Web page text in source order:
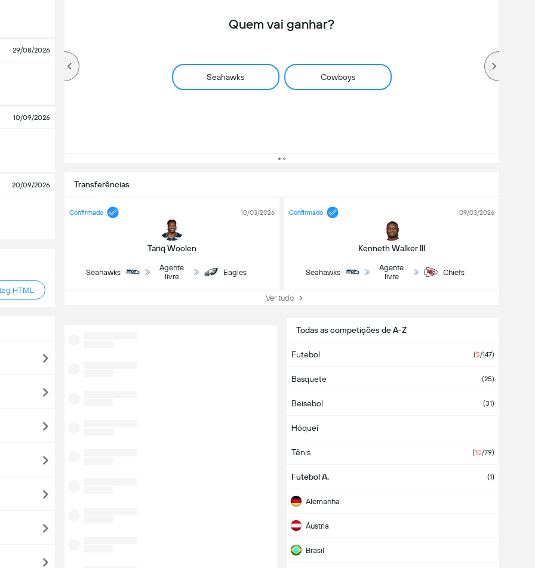
29/08/2026
10/09/2026
20/09/2026
HTML
Quem vai ganhar?
Seahawks Cowboys
Transferências
Confirmado
Tariq Woolen
10/03/2026
Seahawks
Agente
livre
Eagles
Confirmado
Kenneth Walker III
09/03/2026
Seahawks
Agente
livre
Chiefs
Ver tudo
Todas as competições de A-Z
Futebol (5/147)
Basquete (25)
Beisebol (31)
Hóquei
Tênis (10/79)
Futebol A. (1)
Alemanha
Áustria
Brasil